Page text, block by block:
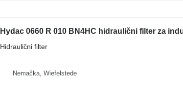
Hydac 0660 R 010 BN4HC hidraulični filter za
Hidraulični filter
Nemačka, Wiefelstede